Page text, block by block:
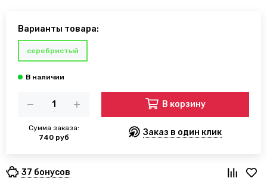
Варианты товара:
серебристый
Сумма заказа:
740 руб
В корзину
Заказ в один клик
37 бонусов